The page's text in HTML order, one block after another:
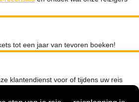
tot een jaar van tevoren boeken!
klantendienst voor of tijdens uw reis